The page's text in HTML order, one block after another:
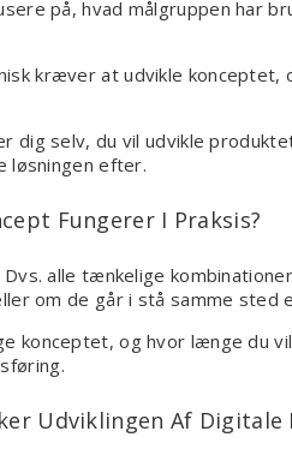
på, hvad målgruppen
kræver at udvikle
dig selv, du vil udvikle
løsningen efter.
Fungerer I Praksis?
alle tænkelige
om de går i stå samme sted
konceptet, og hvor længe du
Udviklingen Af Digitale